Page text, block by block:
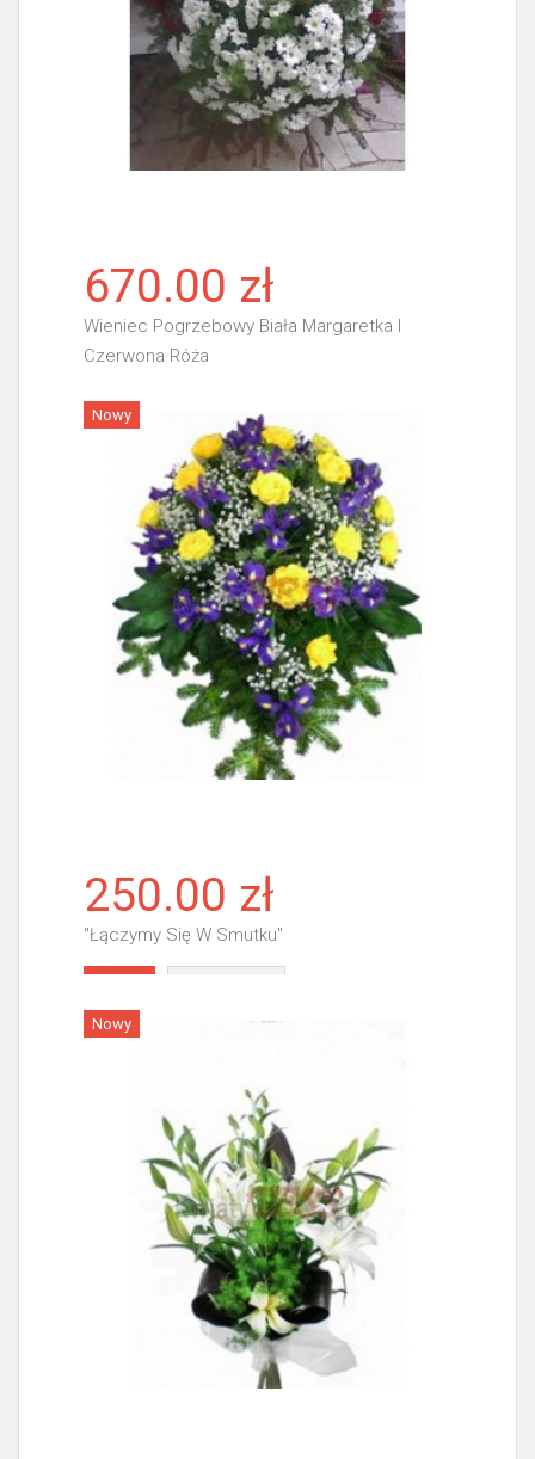
670.00 zł
Wieniec Pogrzebowy Biała Margaretka I
Czerwona Róża
Więcej
Nowy
250.00 zł
"Łączymy Się W Smutku"
Nowy